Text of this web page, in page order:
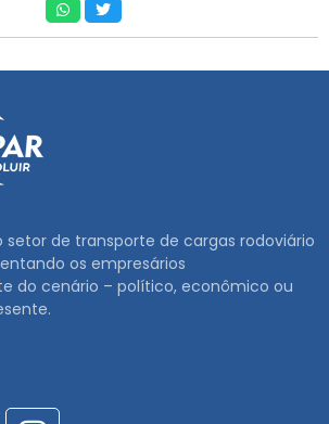
setor de transporte de cargas rodoviário
os empresários
do cenário – político, econômico ou